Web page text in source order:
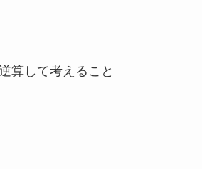
算して考えること